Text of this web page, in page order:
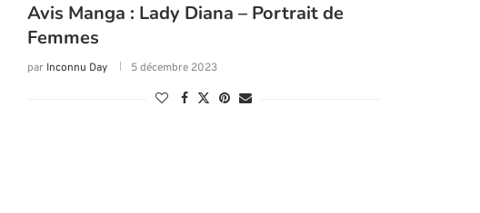
Avis Manga : Lady Diana – Portrait de
Femmes
par Inconnu Day 5 décembre 2023